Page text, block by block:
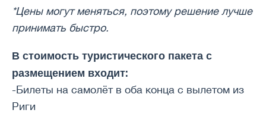
*Цены могут меняться, поэтому решение лучше
принимать быстро.
В стоимость туристического пакета с
размещением входит:
-Билеты на самолёт в оба конца с вылетом из
Риги